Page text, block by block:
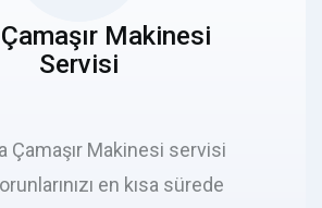
Makinesi
Servisi
Çamaşır Makinesi servisi
en kısa sürede